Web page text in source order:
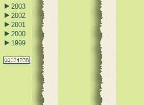
► 2003
► 2002
► 2001
► 2000
► 1999